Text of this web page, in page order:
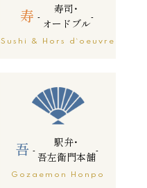
寿 -
寿司・
オードブル
-
Sushi & Hors d`oeuvre
吾 -
駅弁・
吾左衛門本舗
-
Gozaemon Honpo